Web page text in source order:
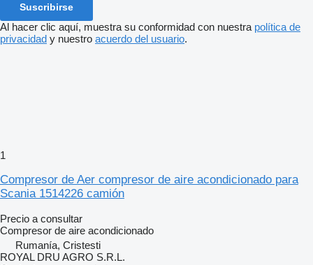
Suscribirse
Al hacer clic aquí, muestra su conformidad con nuestra política de
privacidad y nuestro acuerdo del usuario.
1
Compresor de Aer compresor de aire acondicionado para
Scania 1514226 camión
Precio a consultar
Compresor de aire acondicionado
Rumanía, Cristesti
ROYAL DRU AGRO S.R.L.